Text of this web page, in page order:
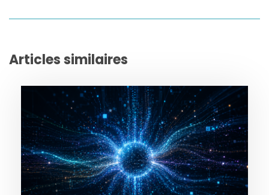
Articles similaires